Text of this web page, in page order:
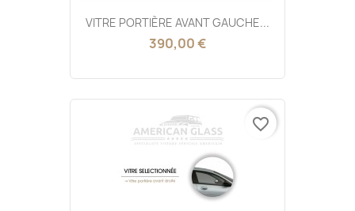
VITRE PORTIÈRE AVANT GAUCHE...
390,00 €
favorite_border